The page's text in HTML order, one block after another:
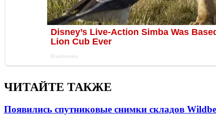
ЧИТАЙТЕ ТАКЖЕ
Появились спутниковые снимки складов